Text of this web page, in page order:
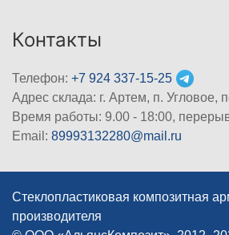
Контакты
Телефон: +7 924 337-15-25
Адрес склада: г. Артем, п. Угловое,
Время работы: 9.00 - 18:00,
Email: 89993132280@mail.ru
Стеклопластиковая композитная
производителя